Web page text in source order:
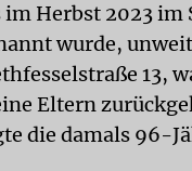
im Herbst 2023
wurde,
13,
Eltern
die damals 96-